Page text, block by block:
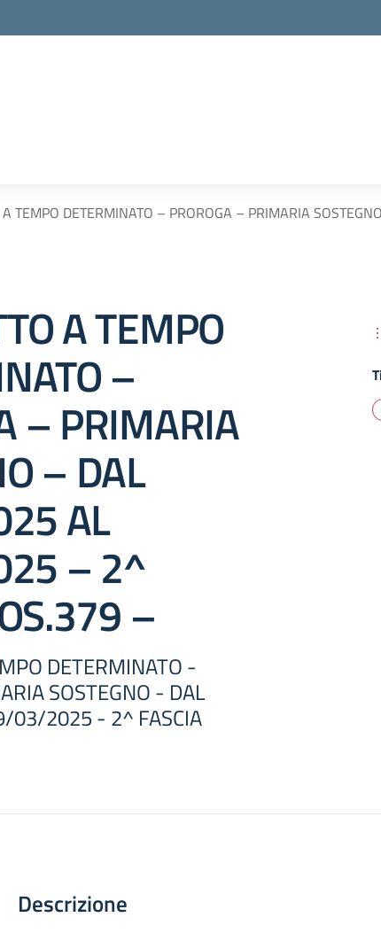
A TEMPO DETERMINATO – PROROGA – PRIMARIA
A TEMPO
–
– PRIMARIA
– DAL
AL
– 2^
–
DETERMINATO -
SOSTEGNO - DAL
2025 - 2^ FASCIA
Descrizione